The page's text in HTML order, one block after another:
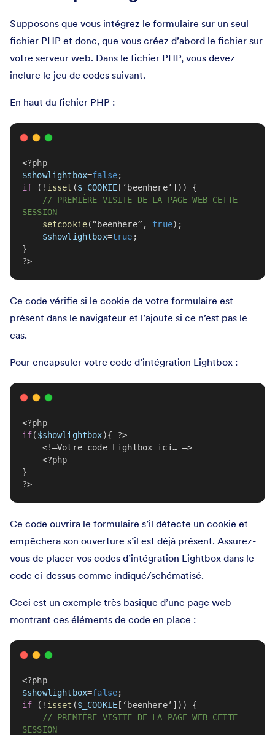
Supposons que vous intégrez le formulaire sur un seul
fichier PHP et donc, que vous créez d’abord le fichier sur
votre serveur web. Dans le fichier PHP, vous devez
inclure le jeu de codes suivant.
En haut du fichier PHP :
<?php
$showlightbox=false;
if (! isset ($_COOKIE [‘beenhere’])) {
// PREMIÈRE VISITE DE LA PAGE WEB CETTE
SESSION
setcookie(“beenhere”, true);
$showlightbox=true ;
}
?>
Ce code vérifie si le cookie de votre formulaire est
présent dans le navigateur et l’ajoute si ce n’est pas le
cas.
Pour encapsuler votre code d’intégration Lightbox :
<?php
if( $showlightbox){ ?>
    <!–Votre code Lightbox ici… –>
    <?php
}
?>
Ce code ouvrira le formulaire s’il détecte un cookie et
empêchera son ouverture s’il est déjà présent. Assurez-
vous de placer vos codes d’intégration Lightbox dans le
code ci-dessus comme indiqué/schématisé.
Ceci est un exemple très basique d’une page web
montrant ces éléments de code en place :
<?php
$showlightbox=false;
if (! isset ($_COOKIE [‘beenhere’])) {
// PREMIÈRE VISITE DE LA PAGE WEB CETTE
SESSION